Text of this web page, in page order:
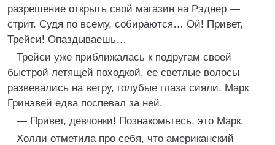
разрешение открыть свой магазин на Рэднер —
стрит. Судя по всему, собираются… Ой! Привет,
Трейси! Опаздываешь…
Трейси уже приближалась к подругам своей
быстрой летящей походкой, ее светлые волосы
развевались на ветру, голубые глаза сияли. Марк
Гринэвей едва поспевал за ней.
— Привет, девчонки! Познакомьтесь, это Марк.
Холли отметила про себя, что американский